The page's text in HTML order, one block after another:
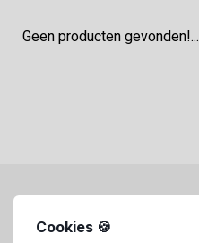
Cookies 🍪
Geen producten gevonden!...